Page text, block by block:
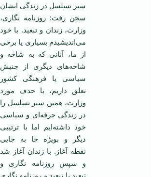
سیر تسلسل در زندگی ایشان
سخن رفت: روزنامه نگاری،
وزارت، زندان و تبعید. با خود
می‌اندیشیدم بسیاری یا برخی
از ما، آنانی که به شاخه و
شاخه‌های دیگری از جنبش
سیاسی یا فرهنگی کشور
تعلق داریم، با حذف مورد
وزارت، همین سیر تسلسل را
در زندگی حرفه‌ای و سیاسی
خود داشته‌ایم اما با ترتیبی
دیگر و بویژه جا به جایی
نقطه آغاز. با زندان آغاز شد
و سپس روزنامه نگاری و